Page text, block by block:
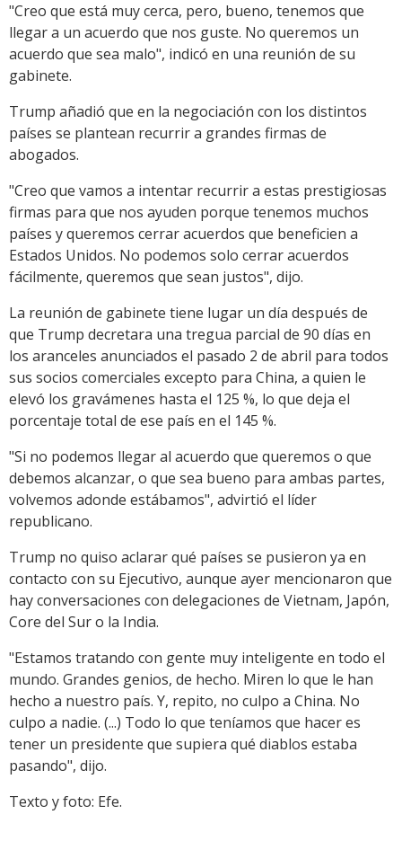
"Creo que está muy cerca, pero, bueno, tenemos que
llegar a un acuerdo que nos guste. No queremos un
acuerdo que sea malo", indicó en una reunión de su
gabinete.
Trump añadió que en la negociación con los distintos
países se plantean recurrir a grandes firmas de
abogados.
"Creo que vamos a intentar recurrir a estas prestigiosas
firmas para que nos ayuden porque tenemos muchos
países y queremos cerrar acuerdos que beneficien a
Estados Unidos. No podemos solo cerrar acuerdos
fácilmente, queremos que sean justos", dijo.
La reunión de gabinete tiene lugar un día después de
que Trump decretara una tregua parcial de 90 días en
los aranceles anunciados el pasado 2 de abril para todos
sus socios comerciales excepto para China, a quien le
elevó los gravámenes hasta el 125 %, lo que deja el
porcentaje total de ese país en el 145 %.
"Si no podemos llegar al acuerdo que queremos o que
debemos alcanzar, o que sea bueno para ambas partes,
volvemos adonde estábamos", advirtió el líder
republicano.
Trump no quiso aclarar qué países se pusieron ya en
contacto con su Ejecutivo, aunque ayer mencionaron que
hay conversaciones con delegaciones de Vietnam, Japón,
Core del Sur o la India.
"Estamos tratando con gente muy inteligente en todo el
mundo. Grandes genios, de hecho. Miren lo que le han
hecho a nuestro país. Y, repito, no culpo a China. No
culpo a nadie. (...) Todo lo que teníamos que hacer es
tener un presidente que supiera qué diablos estaba
pasando", dijo.
Texto y foto: Efe.